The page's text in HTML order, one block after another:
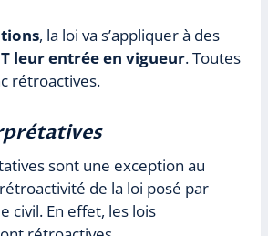
, la loi va s’appliquer à des
leur entrée en vigueur. Toutes
rétroactives.
sont une exception au
de la loi posé par
civil. En effet, les lois